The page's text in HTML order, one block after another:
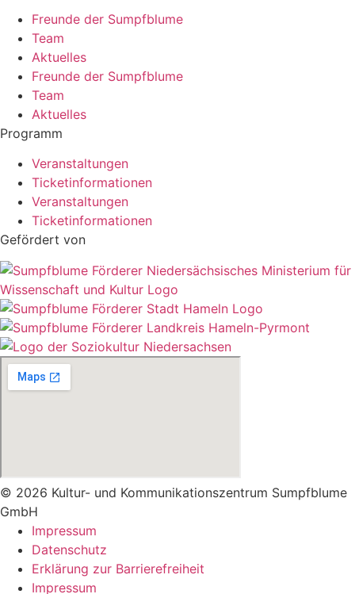
Freunde der Sumpfblume
Team
Aktuelles
Freunde der Sumpfblume
Team
Aktuelles
Programm
Veranstaltungen
Ticketinformationen
Veranstaltungen
Ticketinformationen
Gefördert von
© 2026 Kultur- und Kommunikationszentrum Sumpfblume
GmbH
Impressum
Datenschutz
Erklärung zur Barrierefreiheit
Impressum